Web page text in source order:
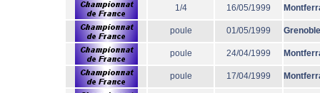
1/4 16/05/1999
poule 01/05/1999 Grenoble
poule 24/04/1999
poule 17/04/1999